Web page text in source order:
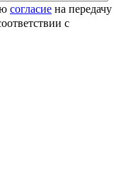
согласие на передачу
с